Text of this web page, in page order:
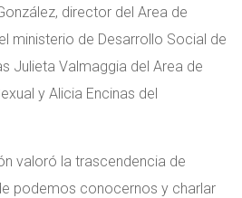
director del Area de
ministerio de Desarrollo Social de
Julieta Valmaggia del Area de
y Alicia Encinas del
valoró la trascendencia de
podemos conocernos y charlar